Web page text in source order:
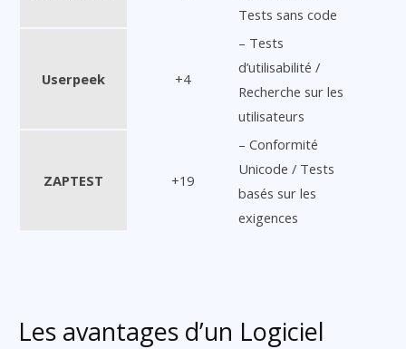
Tests sans code
Userpeek +4
– Tests
d’utilisabilité /
Recherche sur les
utilisateurs
ZAPTEST +19
– Conformité
Unicode / Tests
basés sur les
exigences
Les avantages d’un Logiciel